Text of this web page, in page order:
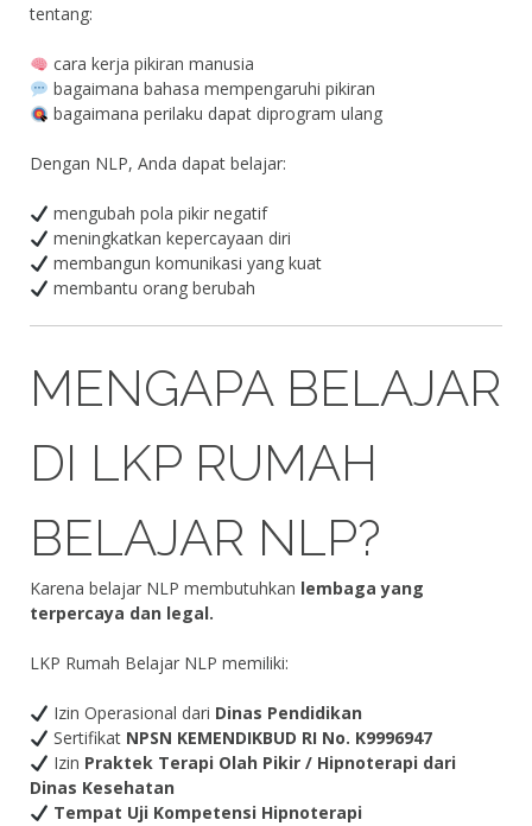
tentang:
cara kerja pikiran manusia
bagaimana bahasa mempengaruhi pikiran
bagaimana perilaku dapat diprogram ulang
Dengan NLP, Anda dapat belajar:
mengubah pola pikir negatif
meningkatkan kepercayaan diri
membangun komunikasi yang kuat
membantu orang berubah
MENGAPA BELAJAR
DI LKP RUMAH
BELAJAR NLP?
Karena belajar NLP membutuhkan lembaga yang
terpercaya dan legal.
LKP Rumah Belajar NLP memiliki:
Izin Operasional dari Dinas Pendidikan
Sertifikat NPSN KEMENDIKBUD RI No. K9996947
Izin Praktek Terapi Olah Pikir / Hipnoterapi dari
Dinas Kesehatan
Tempat Uji Kompetensi Hipnoterapi